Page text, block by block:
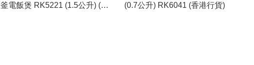
釜電飯煲 RK5221 (1.5公升) (香
(0.7公升) RK6041 (香港行貨)